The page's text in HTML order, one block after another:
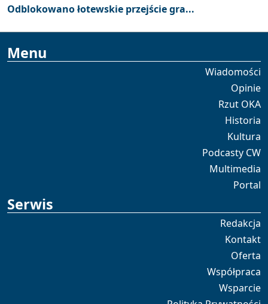
Odblokowano łotewskie przejście gra...
Menu
Wiadomości
Opinie
Rzut OKA
Historia
Kultura
Podcasty CW
Multimedia
Portal
Serwis
Redakcja
Kontakt
Oferta
Współpraca
Wsparcie